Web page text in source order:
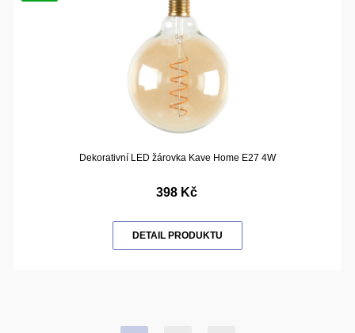
Dekorativní LED žárovka Kave Home E27 4W
398 Kč
DETAIL PRODUKTU